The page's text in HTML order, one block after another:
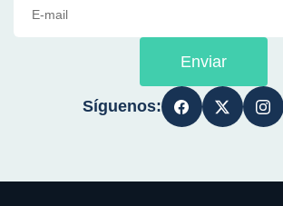
Enviar
Síguenos: